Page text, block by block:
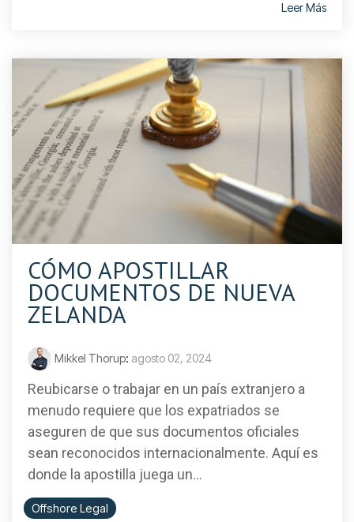
Leer Más
CÓMO APOSTILLAR
DOCUMENTOS DE NUEVA
ZELANDA
Mikkel Thorup: agosto 02, 2024
Reubicarse o trabajar en un país extranjero a
menudo requiere que los expatriados se
aseguren de que sus documentos oficiales
sean reconocidos internacionalmente. Aquí es
donde la apostilla juega un...
Offshore Legal